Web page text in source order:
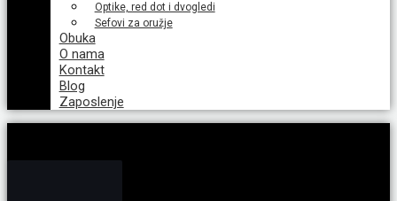
Optike, red dot i dvogledi
Sefovi za oružje
Obuka
O nama
Kontakt
Blog
Zaposlenje